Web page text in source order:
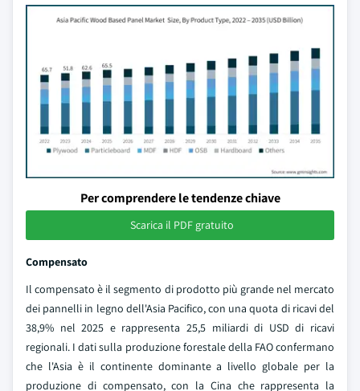
Per comprendere le tendenze chiave
Scarica il PDF gratuito
Compensato
Il compensato è il segmento di prodotto più grande nel mercato
dei pannelli in legno dell'Asia Pacifico, con una quota di ricavi del
38,9% nel 2025 e rappresenta 25,5 miliardi di USD di ricavi
regionali. I dati sulla produzione forestale della FAO confermano
che l'Asia è il continente dominante a livello globale per la
produzione di compensato, con la Cina che rappresenta la